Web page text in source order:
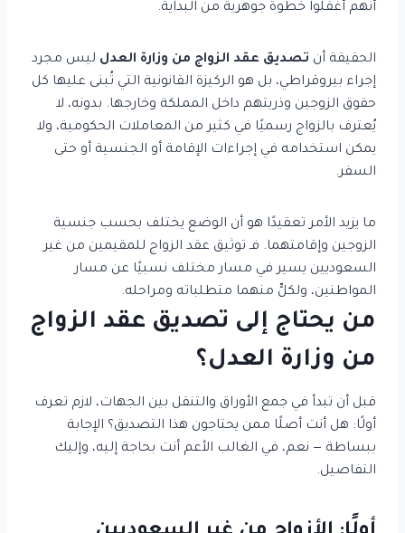
أنهم أغفلوا خطوة جوهرية من البداية.
الحقيقة أن تصديق عقد الزواج من وزارة العدل ليس مجرد
إجراء بيروقراطي، بل هو الركيزة القانونية التي تُبنى عليها كل
حقوق الزوجين وذريتهم داخل المملكة وخارجها. بدونه، لا
يُعترف بالزواج رسميًا في كثير من المعاملات الحكومية، ولا
يمكن استخدامه في إجراءات الإقامة أو الجنسية أو حتى
السفر.
ما يزيد الأمر تعقيدًا هو أن الوضع يختلف بحسب جنسية
الزوجين وإقامتهما. فـ توثيق عقد الزواج للمقيمين من غير
السعوديين يسير في مسار مختلف نسبيًا عن مسار
المواطنين، ولكلٍّ منهما متطلباته ومراحله.
من يحتاج إلى تصديق عقد الزواج
من وزارة العدل؟
قبل أن تبدأ في جمع الأوراق والتنقل بين الجهات، لازم تعرف
أولًا: هل أنت أصلًا ممن يحتاجون هذا التصديق؟ الإجابة
ببساطة — نعم، في الغالب الأعم أنت بحاجة إليه، وإليك
التفاصيل.